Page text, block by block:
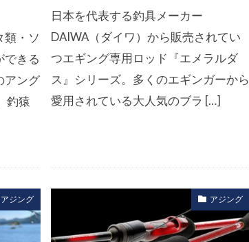
類・ソ
できる
アング
釣猿
日本を代表する釣具メーカー
DAIWA（ダイワ）から販売されてい
つエギング専用ロッド『エメラルダ
ス』シリーズ。多くのエギンガーから
愛用されている大人気のブラ […]
アジング アジング